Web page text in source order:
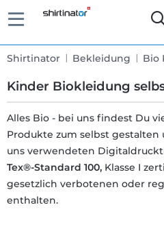
Shirtinator Bekleidung Bio
Kinder Biokleidung selbst
Schnelle
Lieferung
30 Tage
Alles Bio - bei uns findest Du
Produkte zum selbst gestalten
uns verwendeten
Tex®-Standard 100, Klasse I
gesetzlich verbotenen oder
enthalten.